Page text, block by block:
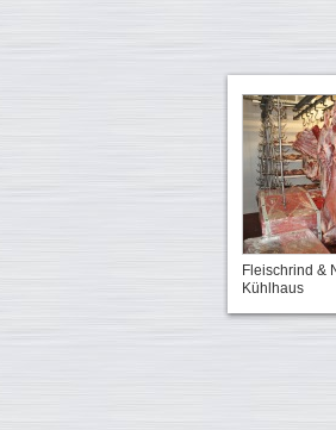
Fleischrind &
Kühlhaus